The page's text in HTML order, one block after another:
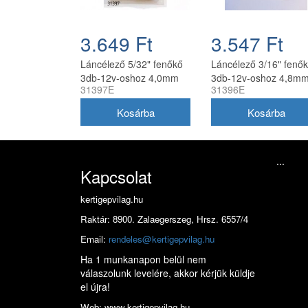
3.649 Ft
Láncélező 5/32" fenőkő
3db-12v-oshoz 4,0mm
31397E
3.547 Ft
Láncélező 3/16"
3db-12v-oshoz 4,8mm
31396E
Kapcsolat
kertigepvilag.hu
Raktár: 8900. Zalaegerszeg, Hrsz. 6557/4
Email: rendeles@kertigepvilag.hu
Ha 1 munkanapon belül nem
válaszolunk levelére, akkor kérjük küldje
el újra!
...